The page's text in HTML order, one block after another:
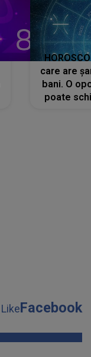
care are
bani. O
poate
LikeFacebook